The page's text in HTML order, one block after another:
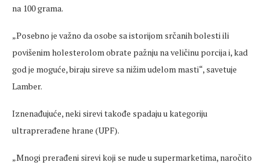
na 100 grama.
„Posebno je važno da osobe sa istorijom srčanih bolesti ili
povišenim holesterolom obrate pažnju na veličinu porcija i, kad
god je moguće, biraju sireve sa nižim udelom masti“, savetuje
Lamber.
Iznenađujuće, neki sirevi takođe spadaju u kategoriju
ultraprerađene hrane (UPF).
„Mnogi prerađeni sirevi koji se nude u supermarketima, naročito